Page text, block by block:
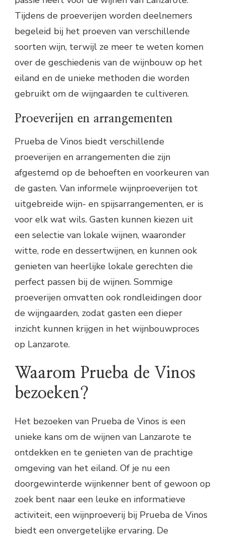
Tijdens de proeverijen worden deelnemers
begeleid bij het proeven van verschillende
soorten wijn, terwijl ze meer te weten komen
over de geschiedenis van de wijnbouw op het
eiland en de unieke methoden die worden
gebruikt om de wijngaarden te cultiveren.
Proeverijen en arrangementen
Prueba de Vinos biedt verschillende
proeverijen en arrangementen die zijn
afgestemd op de behoeften en voorkeuren van
de gasten. Van informele wijnproeverijen tot
uitgebreide wijn- en spijsarrangementen, er is
voor elk wat wils. Gasten kunnen kiezen uit
een selectie van lokale wijnen, waaronder
witte, rode en dessertwijnen, en kunnen ook
genieten van heerlijke lokale gerechten die
perfect passen bij de wijnen. Sommige
proeverijen omvatten ook rondleidingen door
de wijngaarden, zodat gasten een dieper
inzicht kunnen krijgen in het wijnbouwproces
op Lanzarote.
Waarom Prueba de Vinos
bezoeken?
Het bezoeken van Prueba de Vinos is een
unieke kans om de wijnen van Lanzarote te
ontdekken en te genieten van de prachtige
omgeving van het eiland. Of je nu een
doorgewinterde wijnkenner bent of gewoon op
zoek bent naar een leuke en informatieve
activiteit, een wijnproeverij bij Prueba de Vinos
biedt een onvergetelijke ervaring. De